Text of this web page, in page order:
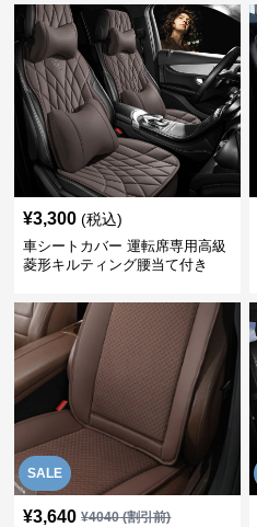
¥3,300 (税込)
車シートカバー 運転席専用高級
菱形キルティング腰当て付き
SALE
¥3,640 ¥4040(割引前)